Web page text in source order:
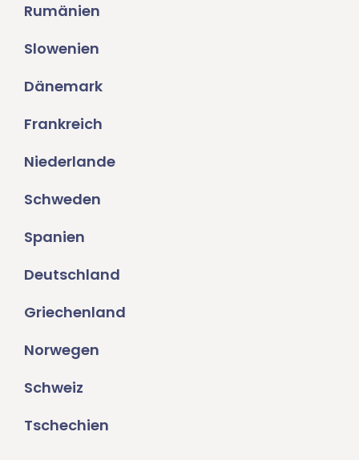
Rumänien
Slowenien
Dänemark
Frankreich
Niederlande
Schweden
Spanien
Deutschland
Griechenland
Norwegen
Schweiz
Tschechien